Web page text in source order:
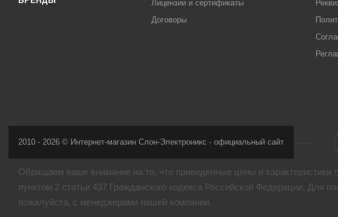
Лицензии и сертификаты
Договоры
2010 - 2026 © Интернет-магазин Слон-Электроникс - официальный сайт
Обращаем ваше внимание на то, что приведенные цены и характеристики
пунктом 2 статьи 437 Гражданского кодекса Российской Федерации. Для
пожалуйста, с менеджерами нашей компании.